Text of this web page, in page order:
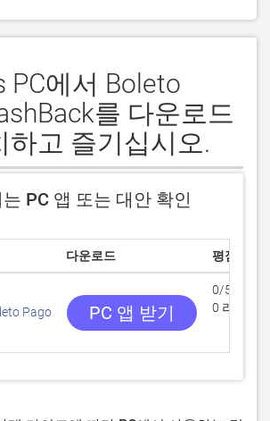
PC에서 Boleto
를 다운로드
하고 즐기십시오.
PC 앱 또는 대안 확인
다운로드 평점
Pago PC 앱 받기
0/5
0 리뷰